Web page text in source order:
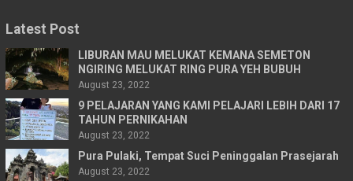
Latest Post
LIBURAN MAU MELUKAT KEMANA SEMETON
NGIRING MELUKAT RING PURA YEH BUBUH
August 23, 2022
9 PELAJARAN YANG KAMI PELAJARI LEBIH DARI 17
TAHUN PERNIKAHAN
August 23, 2022
Pura Pulaki, Tempat Suci Peninggalan Prasejarah
August 23, 2022